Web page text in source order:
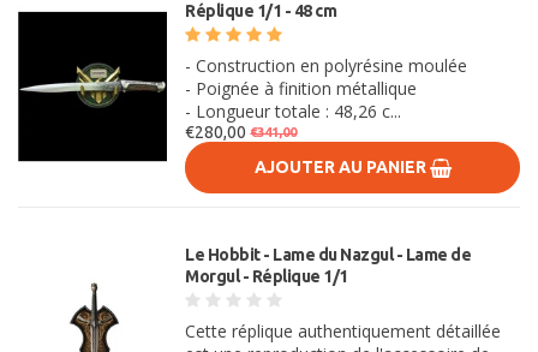
Réplique 1/1 - 48 cm
- Construction en polyrésine moulée
- Poignée à finition métallique
- Longueur totale : 48,26 c...
€280,00 €341,00
AJOUTER AU PANIER
Le Hobbit - Lame du Nazgul - Lame de
Morgul - Réplique 1/1
Cette réplique authentiquement détaillée